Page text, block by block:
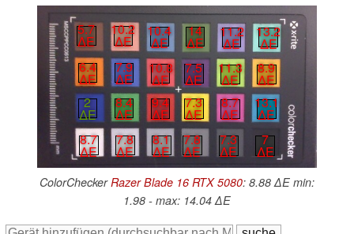
5.7
∆E
10.2
∆E
10.4
∆E
14
∆E
11.2
∆E
13.2
∆E
6.4
∆E
7.9
∆E
10.8
∆E
7.5
∆E
11.3
∆E
8.9
∆E
2
∆E
8.4
∆E
9.4
∆E
7.3
∆E
8.7
∆E
13.1
∆E
8.7
∆E
7.8
∆E
8.1
∆E
7.8
∆E
7.3
∆E
7
∆E
ColorChecker Razer Blade 16 RTX 5080: 8.88 ∆E min:
1.98 - max: 14.04 ∆E